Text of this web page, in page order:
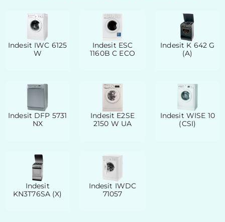
Indesit IWC 6125
W
Indesit ESC
1160B C ECO
Indesit K 642 G
(A)
Indesit DFP 5731
NX
Indesit E2SE
2150 W UA
Indesit WISE 10
(CSI)
Indesit
KN3T76SA (X)
Indesit IWDC
71057